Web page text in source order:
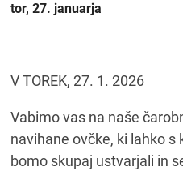
tor, 27. januarja
V TOREK, 27. 1. 2026
Vabimo vas na naše
navihane ovčke, ki lahko
bomo skupaj ustvarjali in